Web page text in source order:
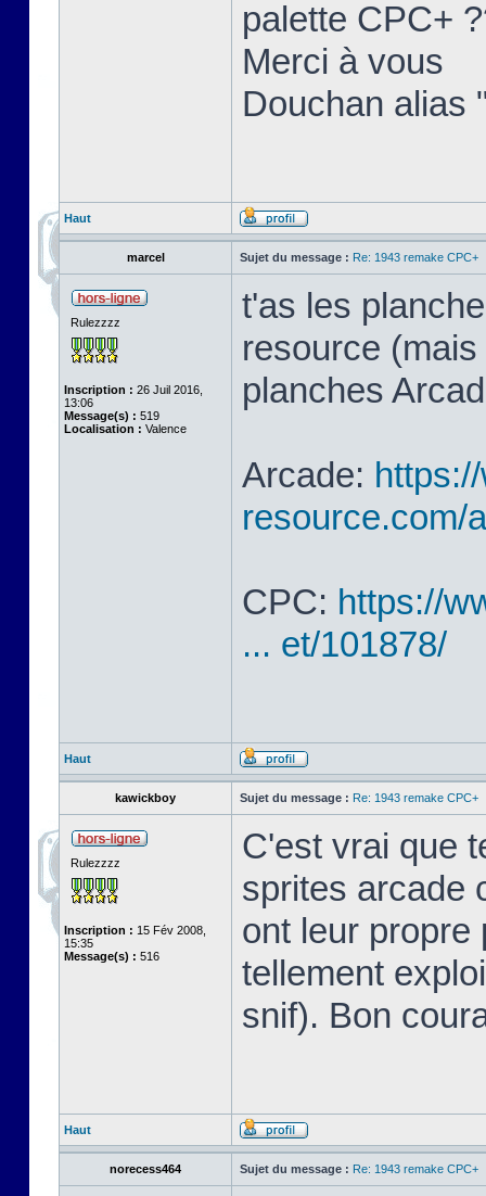
palette CPC+
Merci à vous
Douchan alias
Haut
marcel Sujet du message : Re: 1943 remake CPC+
Rulezzzz
Inscription : 26 Juil 2016,
13:06
Message(s) : 519
Localisation : Valence
t'as les
resource
planches
Arcade:
resource.com/
CPC: https://
... et/101878/
Haut
kawickboy Sujet du message : Re: 1943 remake CPC+
Rulezzzz
Inscription : 15 Fév 2008,
15:35
Message(s) : 516
C'est vrai que
sprites arcade
ont leur propre
tellement
snif). Bon
Haut
norecess464 Sujet du message : Re: 1943 remake CPC+